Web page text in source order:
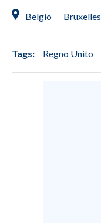
Belgio Bruxelles
Tags: Regno Unito